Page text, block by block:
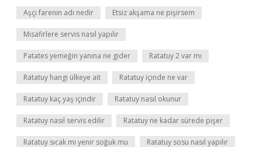
Aşçı farenin adı nedir Etsiz akşama ne pişirsem
Misafirlere servis nasıl yapılır
Patates yemeğin yanına ne gider Ratatuy 2 var mı
Ratatuy hangi ülkeye ait Ratatuy içinde ne var
Ratatuy kaç yaş içindir Ratatuy nasıl okunur
Ratatuy nasıl servis edilir Ratatuy ne kadar sürede pişer
Ratatuy sıcak mı yenir soğuk mu Ratatuy sosu nasıl yapılır